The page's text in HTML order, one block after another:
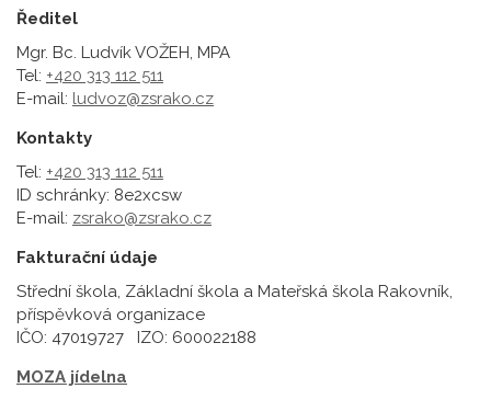
Ředitel
Mgr. Bc. Ludvík VOŽEH, MPA
Tel: +420 313 112 511
E-mail: ludvoz@zsrako.cz
Kontakty
Tel: +420 313 112 511
ID schránky: 8e2xcsw
E-mail: zsrako@zsrako.cz
Fakturační údaje
Střední škola, Základní škola a Mateřská škola Rakovník,
příspěvková organizace
IČO: 47019727 IZO: 600022188
MOZA jídelna